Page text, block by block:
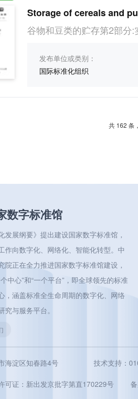
Storage of cereals and
谷物和豆类的贮存第2部分:
发布单位或类别：
国际标准化组织
共 162 条
数字标准馆
发展纲要》提出建设国家数字标准馆，
作向数字化、网络化、智能化转型。中
院正在全力推进国家数字标准馆建设，
中心”和“一个平台”，即全球领先的标准
，涵盖标准全生命周期的数字化、网络
究与服务平台。
海淀区知春路4号 技术支持：
可证：新出发京批字第直170229号